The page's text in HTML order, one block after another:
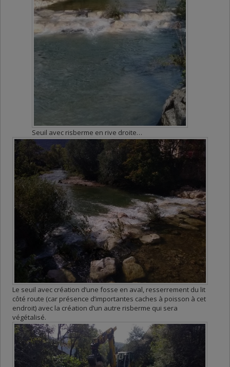
Seuil avec risberme en rive droite…
Le seuil avec création d’une fosse en aval, resserrement du lit
côté route (car présence d’importantes caches à poisson à cet
endroit) avec la création d’un autre risberme qui sera
végétalisé.